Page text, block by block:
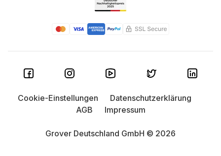
Grover Deutschland GmbH © 2026
Cookie-Einstellungen
Datenschutzerklärung
AGB
Impressum